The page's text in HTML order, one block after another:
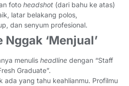
foto headshot (dari bahu ke atas)
latar belakang polos,
dan senyum profesional.
‘Menjual’
menulis headline dengan “Staff
Graduate”.
ada yang tahu keahlianmu. Profilmu